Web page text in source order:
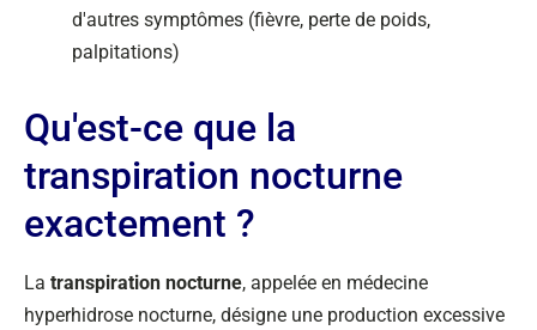
d'autres symptômes (fièvre, perte de poids,
palpitations)
Qu'est-ce que la
transpiration nocturne
exactement ?
La transpiration nocturne, appelée en médecine
hyperhidrose nocturne, désigne une production excessive